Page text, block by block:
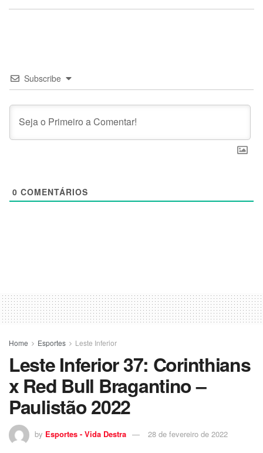
Subscribe
0 COMENTÁRIOS
Home Esportes Leste Inferior
Leste Inferior 37: Corinthians
x Red Bull Bragantino –
Paulistão 2022
by Esportes - Vida Destra 28 de fevereiro de 2022